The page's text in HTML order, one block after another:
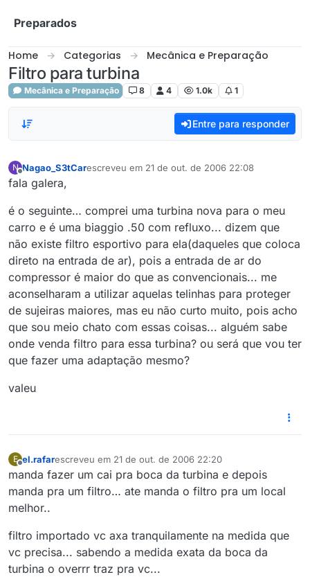
Preparados
Home Categorias Mecânica e Preparação
Filtro para turbina
Mecânica e Preparação 8 4 1.0k 1
Entre para responder
N
Offline
Nagao_S3tCarescreveu em 21 de out. de 2006 22:08
última edição por
fala galera,
é o seguinte… comprei uma turbina nova para o meu
carro e é uma biaggio .50 com refluxo... dizem que
não existe filtro esportivo para ela(daqueles que coloca
direto na entrada de ar), pois a entrada de ar do
compressor é maior do que as convencionais... me
aconselharam a utilizar aquelas telinhas para proteger
de sujeiras maiores, mas eu não curto muito, pois acho
que sou meio chato com essas coisas... alguém sabe
onde venda filtro para essa turbina? ou será que vou ter
que fazer uma adaptação mesmo?
valeu
E
Offline
el.rafarescreveu em 21 de out. de 2006 22:20
última edição por
manda fazer um cai pra boca da turbina e depois
manda pra um filtro… ate manda o filtro pra um local
melhor..
filtro importado vc axa tranquilamente na medida que
vc precisa... sabendo a medida exata da boca da
turbina o overrr traz pra vc...